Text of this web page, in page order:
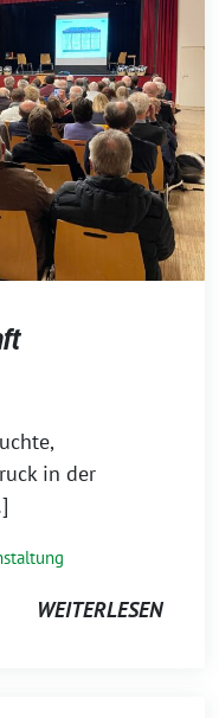
in der
WEITERLESEN